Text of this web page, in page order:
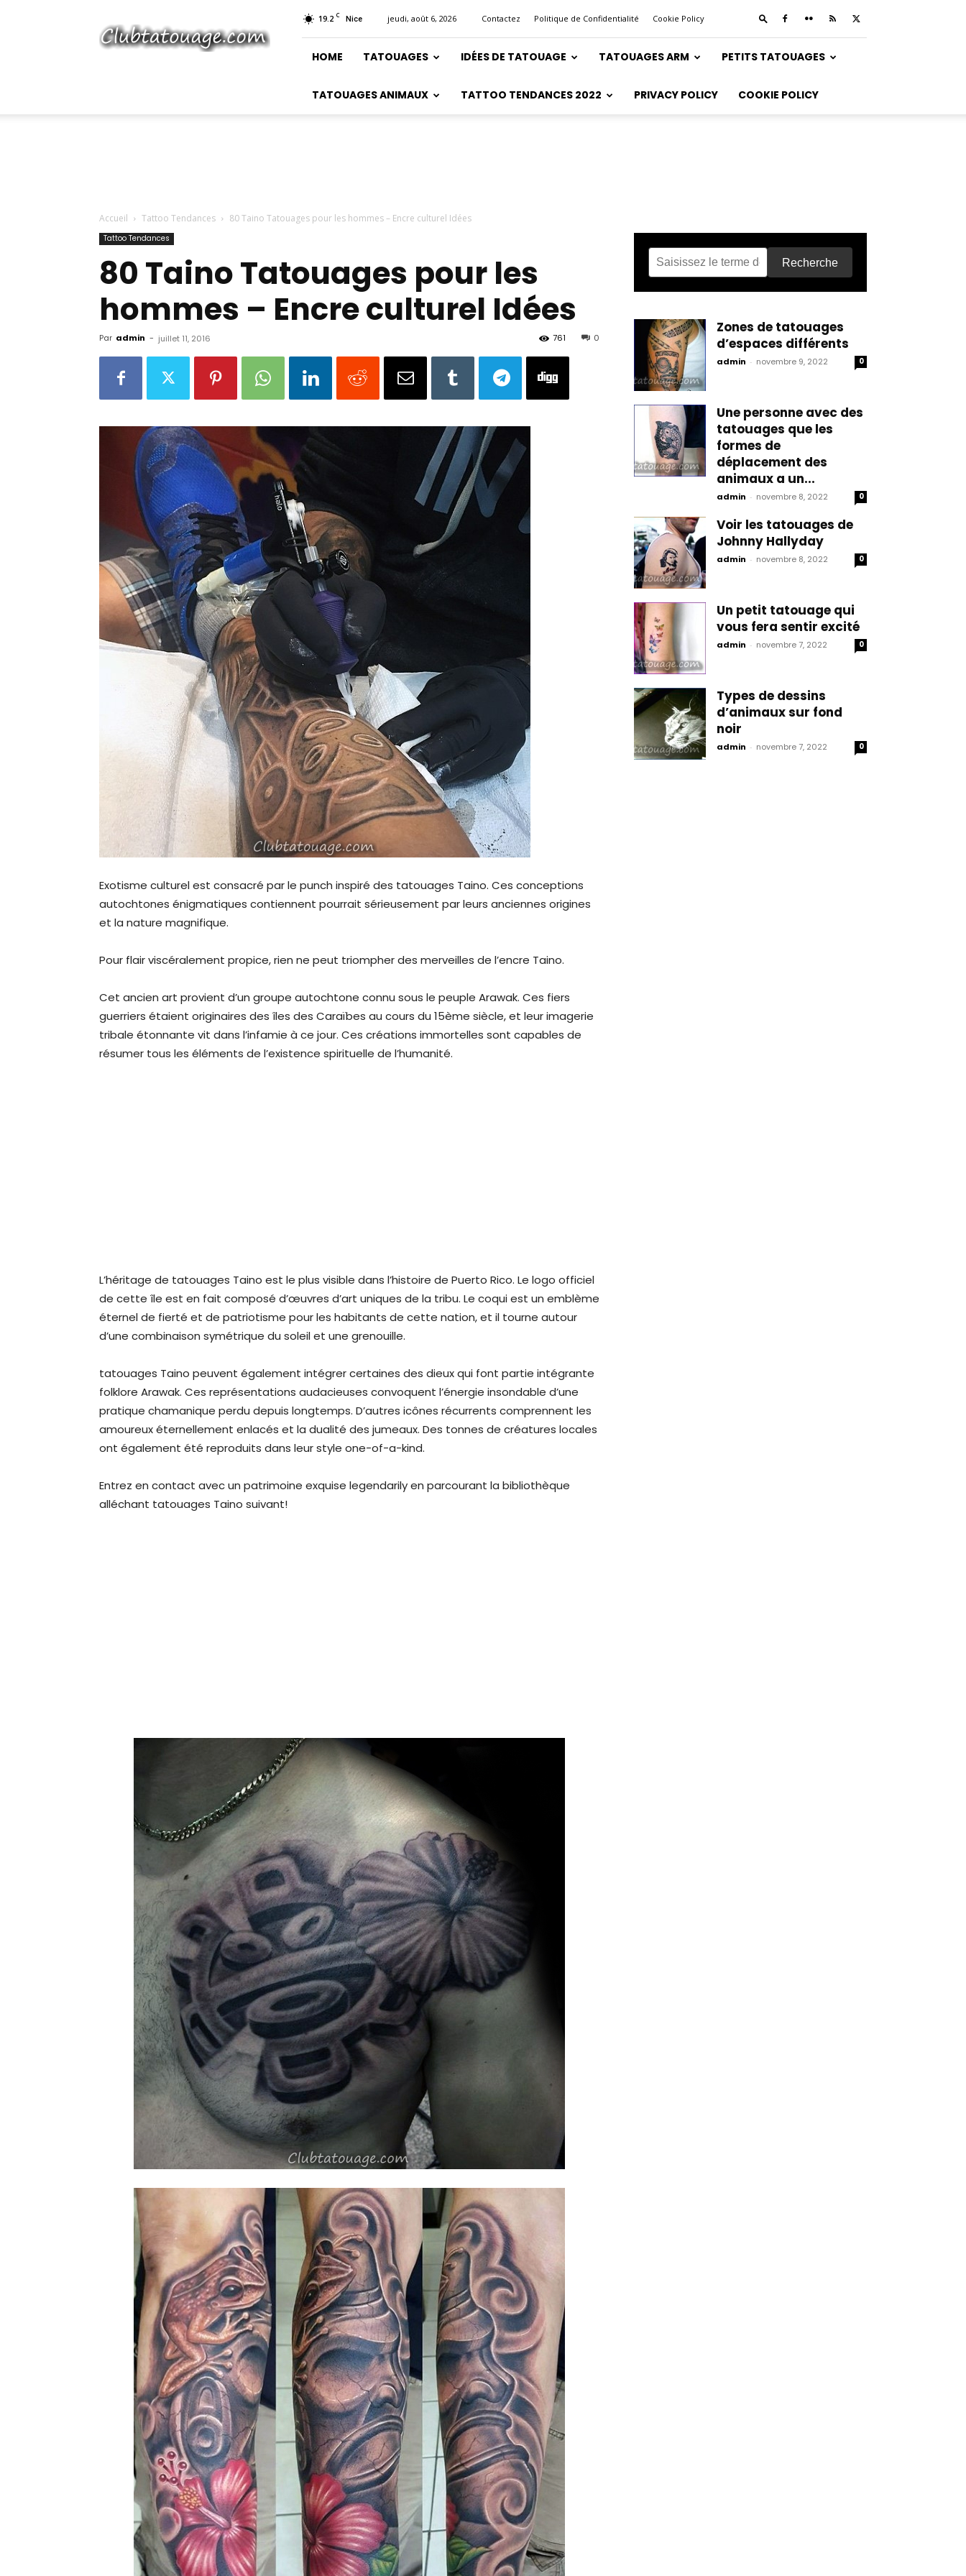
Tatouage
19.2 C Nice jeudi, août 6, 2026 Contactez Politique de Confidentialité Cookie Policy
HOME TATOUAGES IDÉES DE TATOUAGE TATOUAGES ARM PETITS TATOUAGES
TATOUAGES ANIMAUX TATTOO TENDANCES 2022 PRIVACY POLICY COOKIE POLICY
Accueil Tattoo Tendances 80 Taino Tatouages ​​pour les hommes – Encre culturel Idées
Tattoo Tendances
80 Taino Tatouages ​​pour les
hommes – Encre culturel Idées
Par admin - juillet 11, 2016 0
761
Exotisme culturel est consacré par le punch inspiré des tatouages Taino. Ces conceptions
autochtones énigmatiques contiennent pourrait sérieusement par leurs anciennes origines
et la nature magnifique.
Pour flair viscéralement propice, rien ne peut triompher des merveilles de l’encre Taino.
Cet ancien art provient d’un groupe autochtone connu sous le peuple Arawak. Ces fiers
guerriers étaient originaires des îles des Caraïbes au cours du 15ème siècle, et leur imagerie
tribale étonnante vit dans l’infamie à ce jour. Ces créations immortelles sont capables de
résumer tous les éléments de l’existence spirituelle de l’humanité.
L’héritage de tatouages Taino est le plus visible dans l’histoire de Puerto Rico. Le logo officiel
de cette île est en fait composé d’œuvres d’art uniques de la tribu. Le coqui est un emblème
éternel de fierté et de patriotisme pour les habitants de cette nation, et il tourne autour
d’une combinaison symétrique du soleil et une grenouille.
tatouages Taino peuvent également intégrer certaines des dieux qui font partie intégrante
folklore Arawak. Ces représentations audacieuses convoquent l’énergie insondable d’une
pratique chamanique perdu depuis longtemps. D’autres icônes récurrents comprennent les
amoureux éternellement enlacés et la dualité des jumeaux. Des tonnes de créatures locales
ont également été reproduits dans leur style one-of-a-kind.
Entrez en contact avec un patrimoine exquise legendarily en parcourant la bibliothèque
alléchant tatouages Taino suivant!
Recherche
Zones de tatouages
d’espaces différents
admin - novembre 9, 2022 0
Une personne avec des
tatouages que les
formes de
déplacement des
animaux a un...
admin - novembre 8, 2022 0
Voir les tatouages de
Johnny Hallyday
admin - novembre 8, 2022 0
Un petit tatouage qui
vous fera sentir excité
admin - novembre 7, 2022 0
Types de dessins
d’animaux sur fond
noir
admin - novembre 7, 2022 0